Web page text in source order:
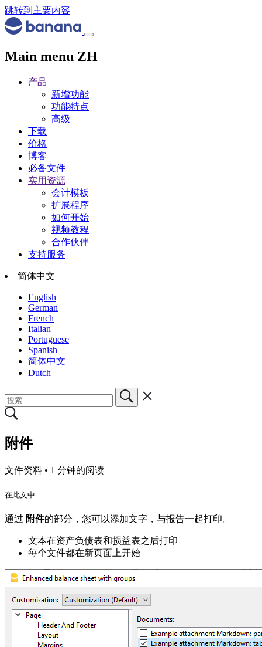
跳转到主要内容
Main menu ZH
产品
新增功能
功能特点
高级
下载
价格
博客
必备文件
实用资源
会计模板
扩展程序
如何开始
视频教程
合作伙伴
支持服务
简体中文
English
German
French
Italian
Portuguese
Spanish
简体中文
Dutch
附件
文件资料 • 1 分钟的阅读
在此文中
通过 附件的部分，您可以添加文字，与报告一起打印。
文本在资产负债表和损益表之后打印
每个文件都在新页面上开始